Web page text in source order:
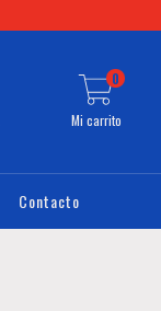
Mi carrito
0
Contacto